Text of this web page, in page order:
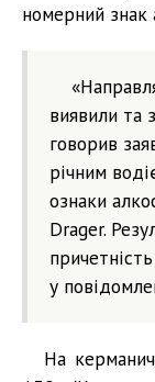
номерний знак
виявили та
говорив
річним
ознаки
Drager.
у
На